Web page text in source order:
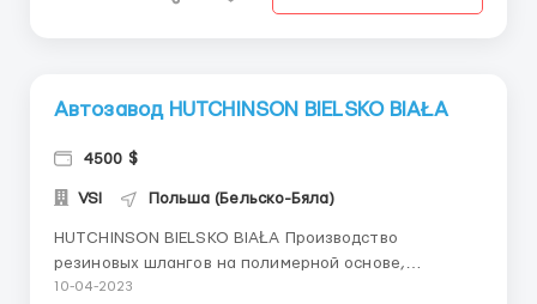
Автозавод HUTCHINSON BIELSKO BIAŁA
4500 $
VSI Польша (Бельско-Бяла)
HUTCHINSON BIELSKO BIAŁA Производство
резиновых шлангов на полимерной основе,
используемых для систем охлаждения легковых
10-04-2023